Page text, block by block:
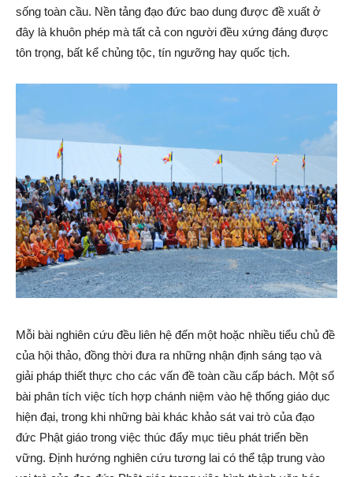
sống toàn cầu. Nền tảng đạo đức bao dung được đề xuất ở
đây là khuôn phép mà tất cả con người đều xứng đáng được
tôn trọng, bất kể chủng tộc, tín ngưỡng hay quốc tịch.
Mỗi bài nghiên cứu đều liên hệ đến một hoặc nhiều tiểu chủ đề
của hội thảo, đồng thời đưa ra những nhận định sáng tạo và
giải pháp thiết thực cho các vấn đề toàn cầu cấp bách. Một số
bài phân tích việc tích hợp chánh niệm vào hệ thống giáo dục
hiện đại, trong khi những bài khác khảo sát vai trò của đạo
đức Phật giáo trong việc thúc đẩy mục tiêu phát triển bền
vững. Định hướng nghiên cứu tương lai có thể tập trung vào